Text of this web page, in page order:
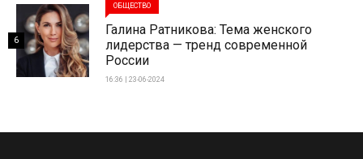
ОБЩЕСТВО
Галина Ратникова: Тема женского
лидерства — тренд современной
России
16:36 | 23-06-2024
6